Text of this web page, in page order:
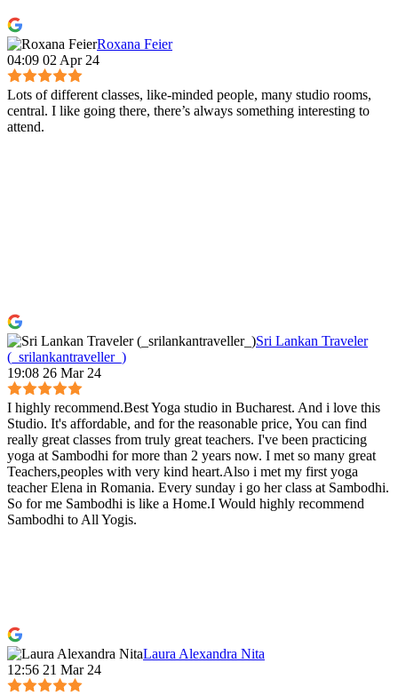
Roxana Feier
04:09 02 Apr 24
Lots of different classes, like-minded people, many studio rooms,
central. I like going there, there’s always something interesting to
attend.
Sri Lankan Traveler
(_srilankantraveller_)
19:08 26 Mar 24
I highly recommend.Best Yoga studio in Bucharest. And i love this
Studio. It's affordable, and for the reasonable price, You can find
really great classes from truly great teachers. I've been practicing
yoga at Sambodhi for more than 2 years now. I met so many great
Teachers,peoples with very kind heart.Also i met my first yoga
teacher Elena in Romania. Every sunday i go her class at Sambodhi.
So for me Sambodhi is like a Home.I Would highly recommend
Sambodhi to All Yogis.
Laura Alexandra Nita
12:56 21 Mar 24